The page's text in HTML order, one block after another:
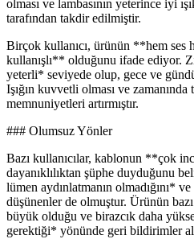
olması ve lambasının yeterince iyi
tarafından takdir edilmiştir.
Birçok kullanıcı, ürünün **hem ses
kullanışlı** olduğunu ifade ediyor.
yeterli* seviyede olup, gece ve
Işığın kuvvetli olması ve
memnuniyetleri artırmıştır.
### Olumsuz Yönler
Bazı kullanıcılar, kablonun **çok
dayanıklılıktan şüphe duyduğunu
lümen aydınlatmanın olmadığını*
düşünenler de olmuştur. Ürünün
büyük olduğu ve birazcık daha
gerektiği* yönünde geri bildirimler